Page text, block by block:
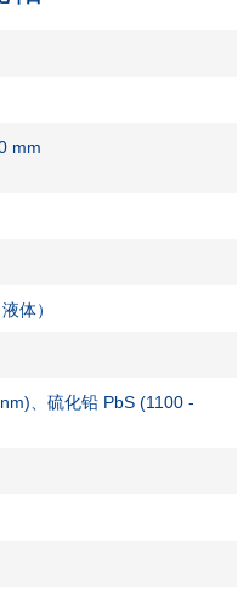
mm
体）
、硫化铅 PbS (1100 -